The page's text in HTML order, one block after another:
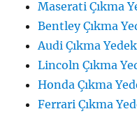
Maserati Çıkma
Bentley Çıkma
Audi Çıkma
Lincoln Çıkma
Honda Çıkma
Ferrari Çıkma